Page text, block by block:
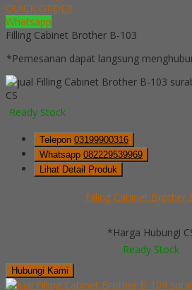
QUICK ORDER
Whatsapp
Filling Cabinet Brother B-103
*Pemesanan dapat langsung
CS
Ready Stock
Telepon 03199900316
Whatsapp 082229539969
Lihat Detail Produk
Filling Cabinet Brother
*Harga Hubungi
Ready Stock
Hubungi Kami